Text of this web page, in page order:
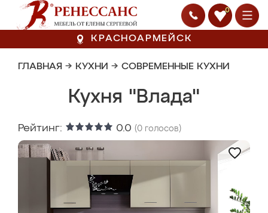
0
КРАСНОАРМЕЙСК
ГЛАВНАЯ → КУХНИ → СОВРЕМЕННЫЕ КУХНИ
Кухня "Влада"
Рейтинг: 0.0 (0 голосов)